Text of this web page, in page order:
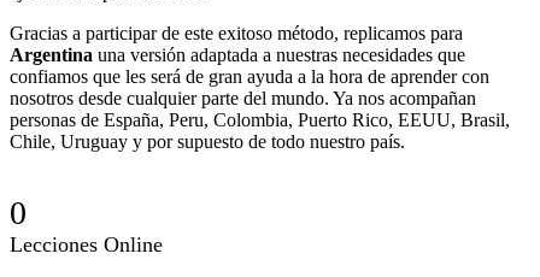
Gracias a participar de este exitoso método, replicamos para
Argentina una versión adaptada a nuestras necesidades que
confiamos que les será de gran ayuda a la hora de aprender con
nosotros desde cualquier parte del mundo. Ya nos acompañan
personas de España, Peru, Colombia, Puerto Rico, EEUU, Brasil,
Chile, Uruguay y por supuesto de todo nuestro país.
0
Lecciones Online